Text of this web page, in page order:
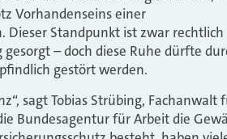
Vorhandenseins einer
Dieser Standpunkt ist zwar
– doch diese Ruhe dürfte
gestört werden.
sagt Tobias Strübing, Fachanwalt
Bundesagentur für Arbeit die